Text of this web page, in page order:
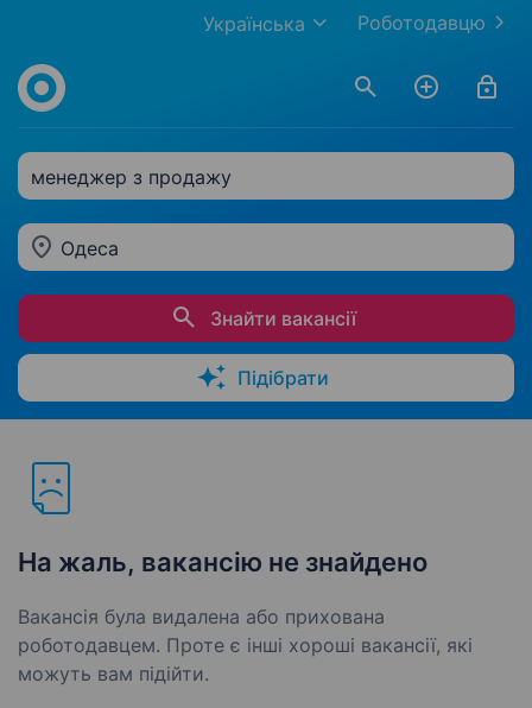
Роботодавцю
Українська
менеджер з продажу
Одеса
Знайти вакансії
Підібрати
На жаль, вакансію не знайдено
Вакансія була видалена або прихована
роботодавцем. Проте є інші хороші вакансії, які
можуть вам підійти.